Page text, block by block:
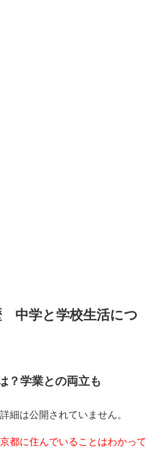
中学と学校生活につ
？学業との両立も
細は公開されていません。
都に住んでいることはわかって